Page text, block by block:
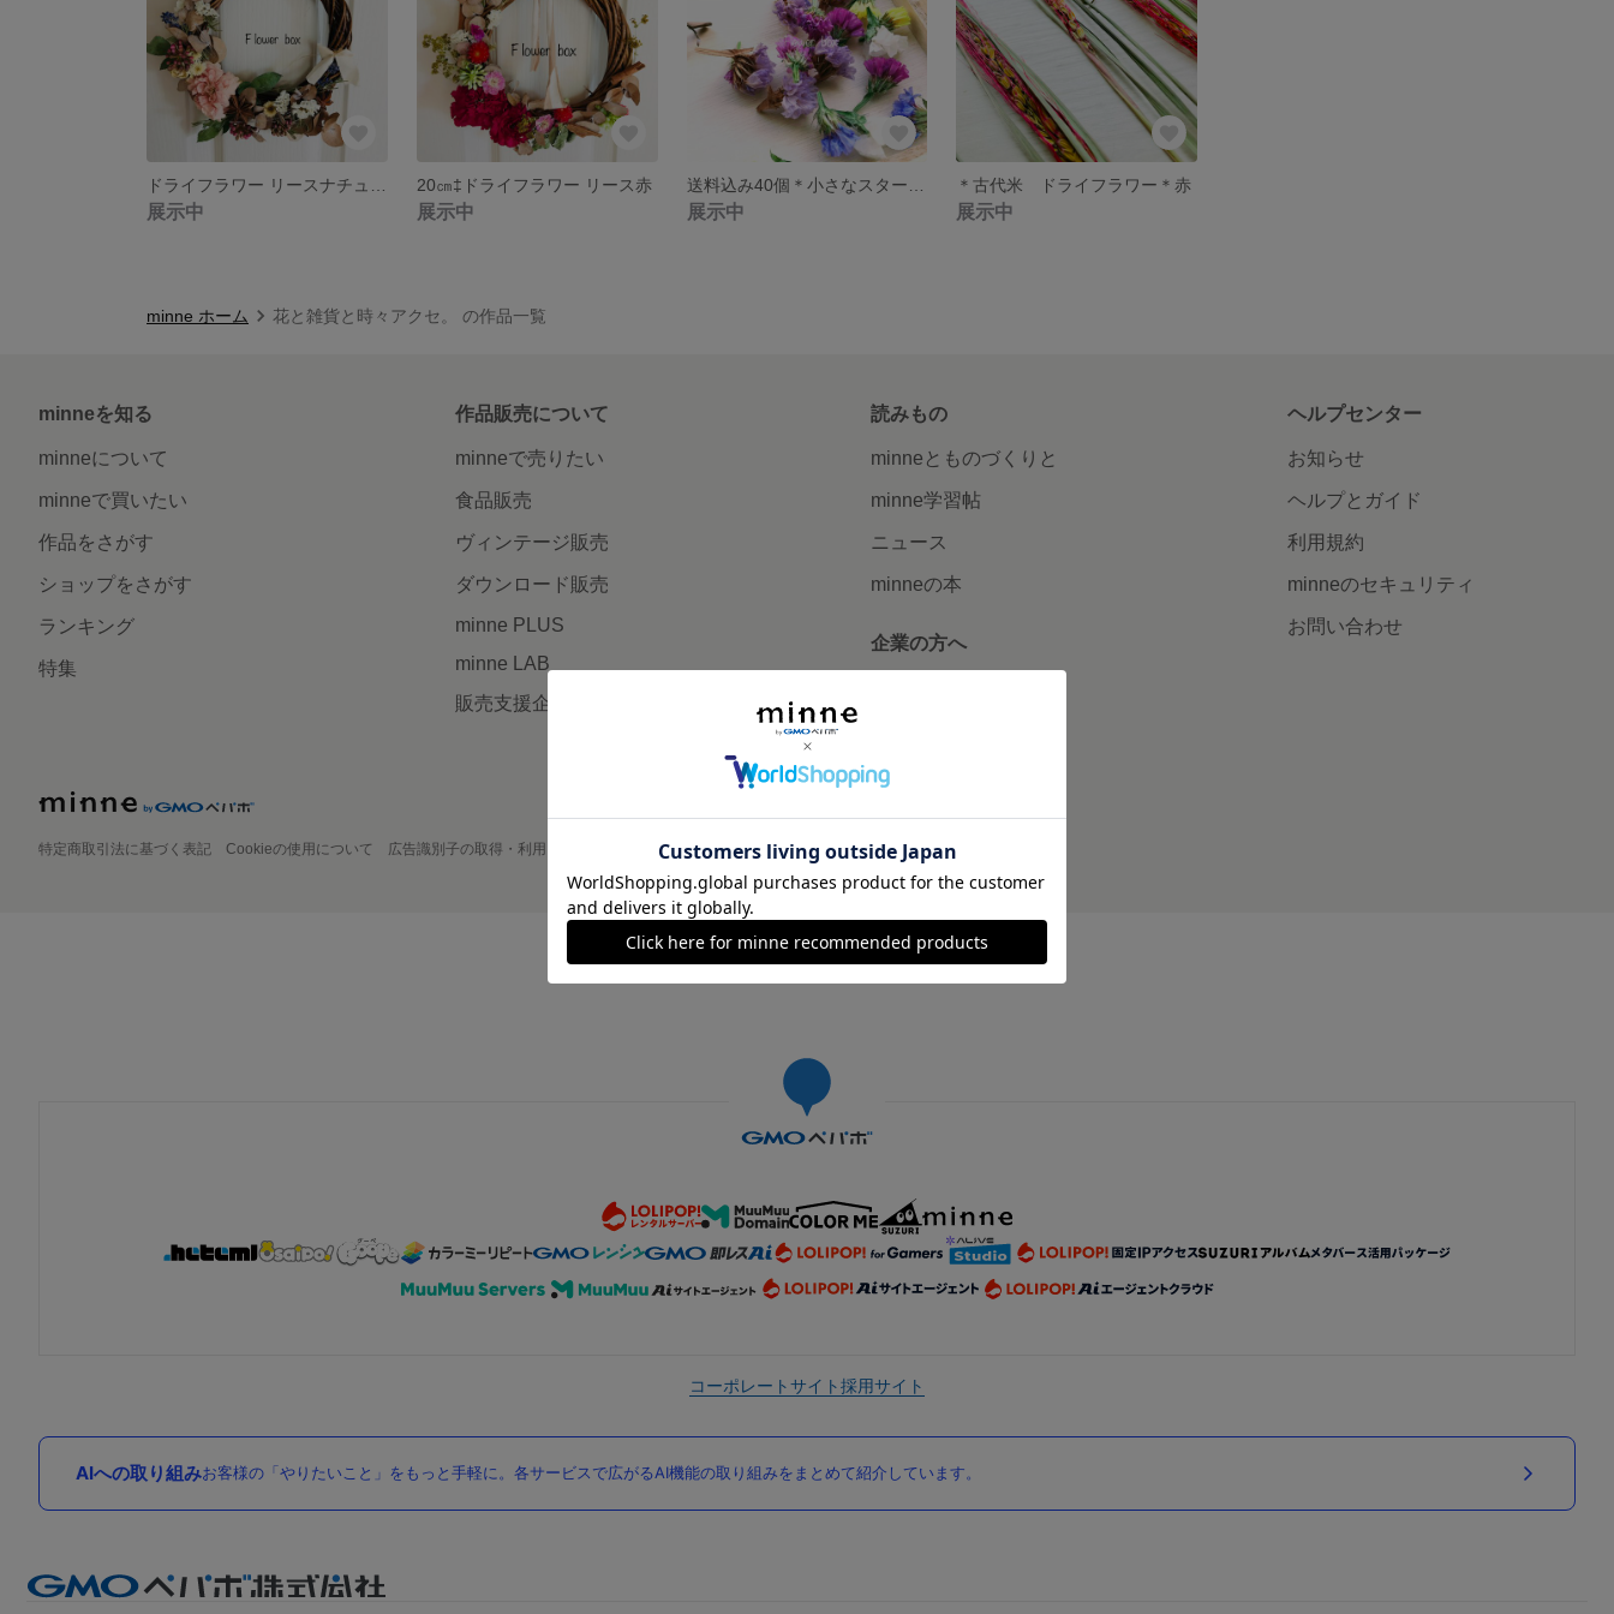
展示中
20㎝‡ドライフラワー リース赤
展示中 展示中
＊古代米 ドライフラワー＊赤
展示中
minne ホーム 花と雑貨と時々アクセ。 の作品一覧
minneを知る
minneについて
minneで買いたい
作品をさがす
ショップをさがす
ランキング
特集
作品販売について
minneで売りたい
食品販売
ヴィンテージ販売
ダウンロード販売
minne PLUS
minne LAB
販売支援企画・イベント
読みもの
minneとものづくりと
minne学習帖
ニュース
minneの本
企業の方へ
ヘルプセンター
お知らせ
ヘルプとガイド
利用規約
minneのセキュリティ
お問い合わせ
特定商取引法に基づく表記 Cookieの使用について 広告識別子の取得・利用 プライバシーポリシー 会社概要 採用情報 メディアキット
©GMO Pepabo, Inc. All rights reserved.
コーポレートサイト採用サイト
AIへの取り組みお客様の「やりたいこと」をもっと手軽に。各サービスで広がるAI機能の取り組みをまとめて紹介しています。